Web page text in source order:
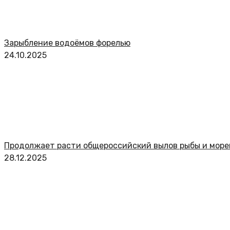
Зарыбление водоёмов форелью
24.10.2025
Продолжает расти общероссийский вылов рыбы и
28.12.2025